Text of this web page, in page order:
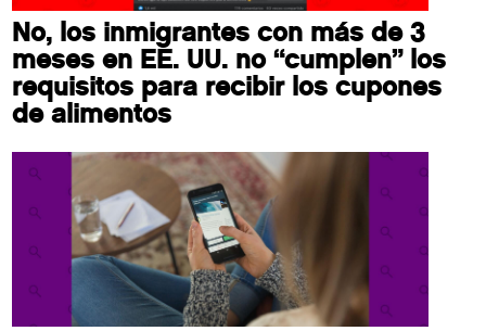
No, los inmigrantes con más de 3
meses en EE. UU. no “cumplen” los
requisitos para recibir los cupones
de alimentos